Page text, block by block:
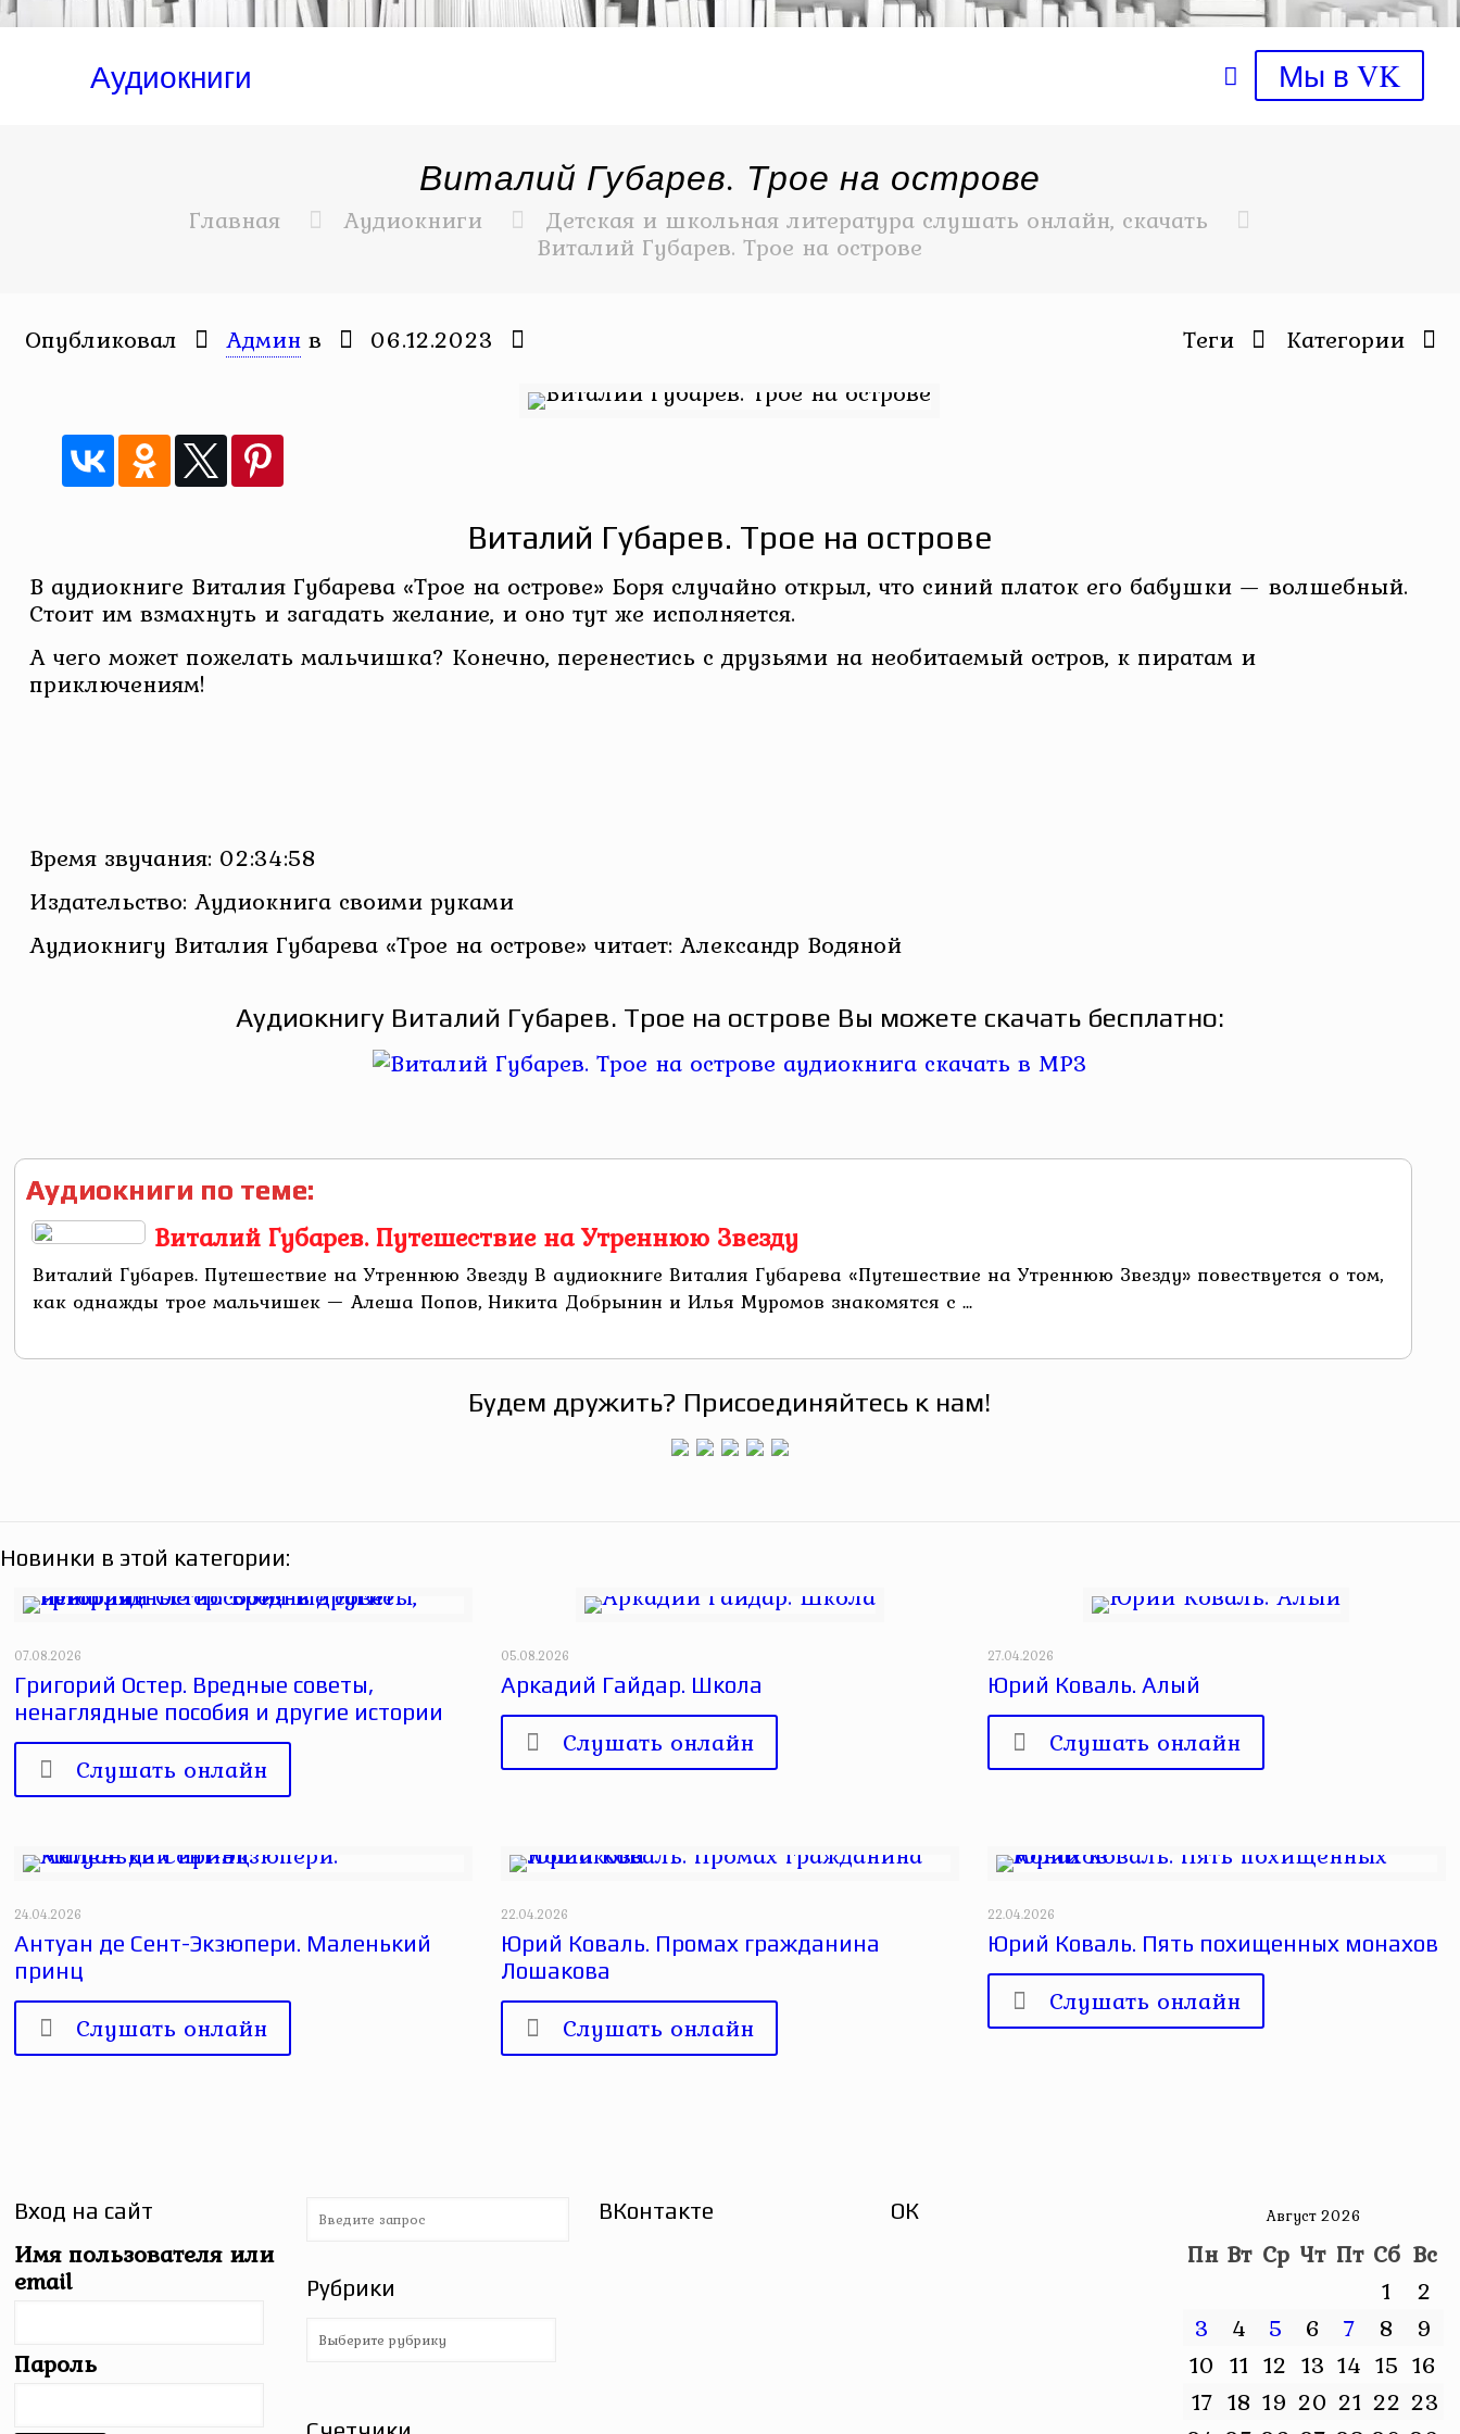
Аудиокниги Мы в VK
Виталий Губарев. Трое на острове
Главная Аудиокниги Детская и школьная литература слушать онлайн, скачать
Виталий Губарев. Трое на острове
Опубликовал Админ в 06.12.2023 Категории
Теги
Виталий Губарев. Трое на острове
В аудиокниге Виталия Губарева «Трое на острове» Боря случайно открыл, что синий платок его бабушки — волшебный.
Стоит им взмахнуть и загадать желание, и оно тут же исполняется.
А чего может пожелать мальчишка? Конечно, перенестись с друзьями на необитаемый остров, к пиратам и
приключениям!
Время звучания: 02:34:58
Издательство: Аудиокнига своими руками
Аудиокнигу Виталия Губарева «Трое на острове» читает: Александр Водяной
Аудиокнигу Виталий Губарев. Трое на острове Вы можете скачать бесплатно:
Аудиокниги по теме:
Виталий Губарев. Путешествие на Утреннюю Звезду
Виталий Губарев. Путешествие на Утреннюю Звезду В аудиокниге Виталия Губарева «Путешествие на Утреннюю Звезду» повествуется о том,
как однажды трое мальчишек — Алеша Попов, Никита Добрынин и Илья Муромов знакомятся с ...
Будем дружить? Присоединяйтесь к нам!
Новинки в этой категории:
07.08.2026
Григорий Остер. Вредные советы,
ненаглядные пособия и другие истории
Слушать онлайн
05.08.2026
Аркадий Гайдар. Школа
Слушать онлайн
27.04.2026
Юрий Коваль. Алый
Слушать онлайн
24.04.2026
Антуан де Сент-Экзюпери. Маленький
принц
Слушать онлайн
22.04.2026
Юрий Коваль. Промах гражданина
Лошакова
Слушать онлайн
22.04.2026
Юрий Коваль. Пять похищенных монахов
Слушать онлайн
Вход на сайт
Имя пользователя или
email
Пароль
Рубрики
Рубрики
ВКонтакте ОК Август 2026
Пн Вт Ср Чт Пт Сб Вс
1
2
3
4 5 6 7 8
9
10 11 12 13 14 15 16
17 18 19 20 21 22 23